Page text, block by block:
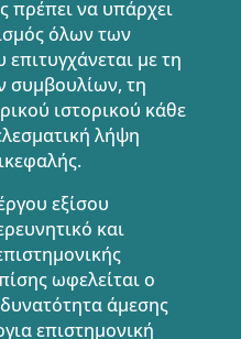
πρέπει να υπάρχει
όλων των
με τη
συμβουλίων, τη
ιστορικού κάθε
λήψη
εξίσου
και
ωφελείται ο
άμεσης
επιστημονική